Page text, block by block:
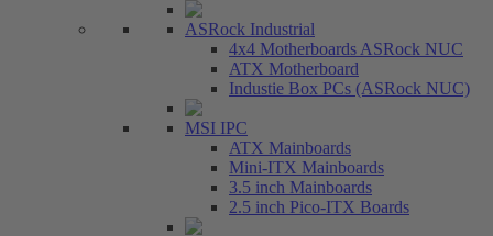
ASRock Industrial
4x4 Motherboards ASRock NUC
ATX Motherboard
Industie Box PCs (ASRock NUC)
MSI IPC
ATX Mainboards
Mini-ITX Mainboards
3.5 inch Mainboards
2.5 inch Pico-ITX Boards